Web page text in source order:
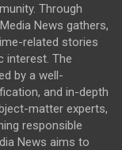
Through
News gathers,
related stories
interest. The
by a well-
and in-depth
matter experts,
responsible
News aims to